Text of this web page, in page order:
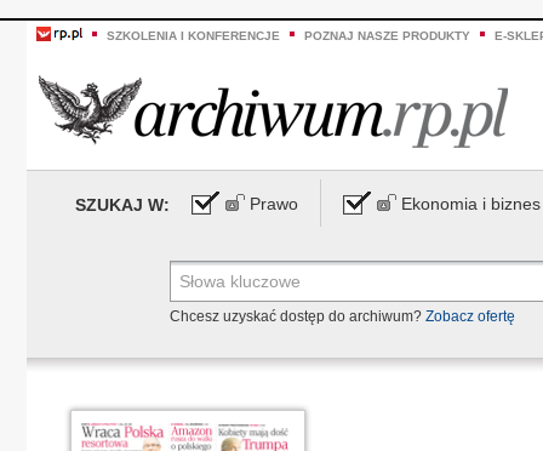
SZKOLENIA I KONFERENCJE POZNAJ NASZE PRODUKTY E-
SZUKAJ W: Prawo Ekonomia i biznes
Chcesz uzyskać dostęp do archiwum? Zobacz ofertę